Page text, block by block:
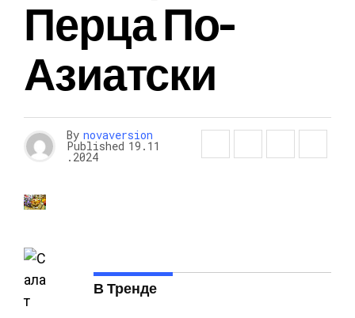
Перца По-
Азиатски
By novaversion
Published 19.11
.2024
В Тренде